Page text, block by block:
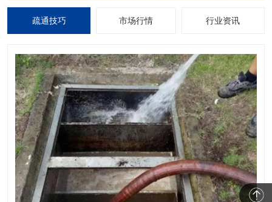
疏通技巧 市场行情 行业资讯